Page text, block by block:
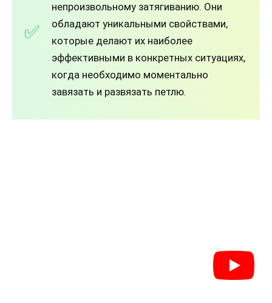
непроизвольному затягиванию. Они
обладают уникальными свойствами,
которые делают их наиболее
эффективными в конкретных ситуациях,
когда необходимо моментально
завязать и развязать петлю.